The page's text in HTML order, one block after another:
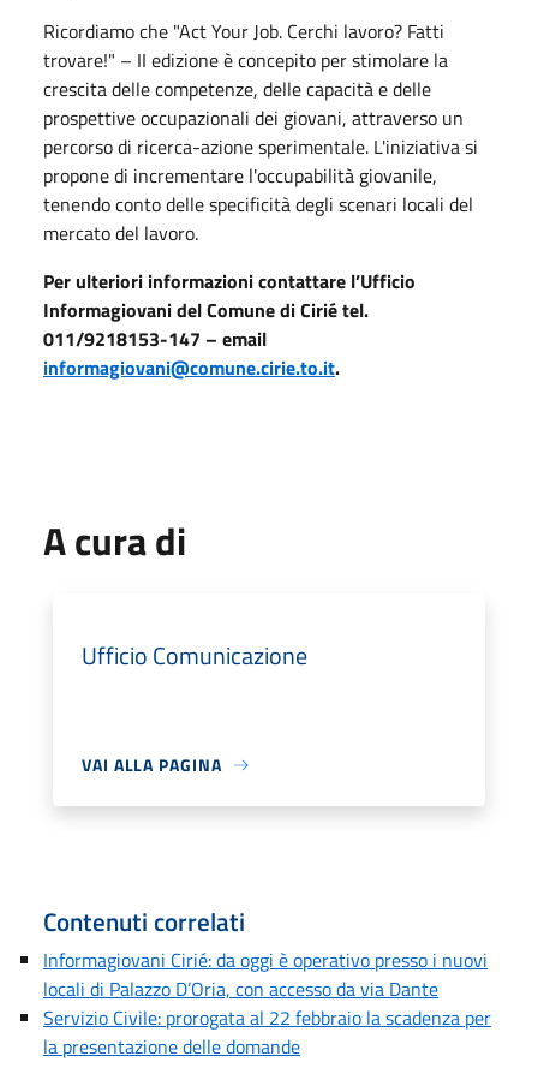
Ricordiamo che "Act Your Job. Cerchi lavoro? Fatti
trovare!" – II edizione è concepito per stimolare la
crescita delle competenze, delle capacità e delle
prospettive occupazionali dei giovani, attraverso un
percorso di ricerca-azione sperimentale. L'iniziativa si
propone di incrementare l'occupabilità giovanile,
tenendo conto delle specificità degli scenari locali del
mercato del lavoro.
Per ulteriori informazioni contattare l’Ufficio
Informagiovani del Comune di Cirié tel.
011/9218153-147 – email
informagiovani@comune.cirie.to.it.
A cura di
Ufficio Comunicazione
VAI ALLA PAGINA
Contenuti correlati
Informagiovani Cirié: da oggi è operativo presso i nuovi
locali di Palazzo D’Oria, con accesso da via Dante
Servizio Civile: prorogata al 22 febbraio la scadenza per
la presentazione delle domande